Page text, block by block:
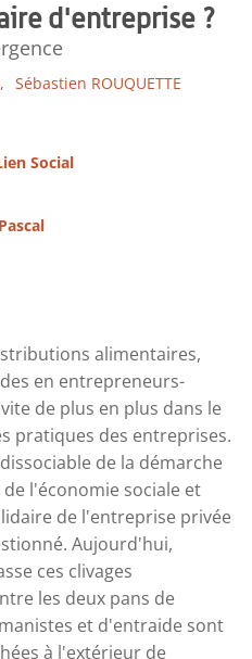
d'entreprise ?
Sébastien ROUQUETTE
Social
alimentaires,
en entrepreneurs-
de plus en plus dans le
pratiques des entreprises.
de la démarche
l'économie sociale et
de l'entreprise privée
Aujourd'hui,
ces clivages
les deux pans de
et d'entraide sont
à l'extérieur de